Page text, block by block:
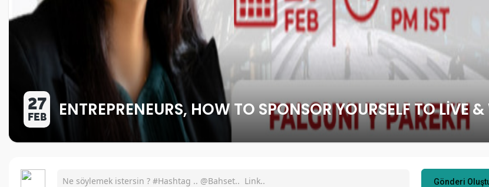
27
FEB ENTREPRENEURS, HOW TO SPONSOR YOURSELF TO LIVE
Gönderi